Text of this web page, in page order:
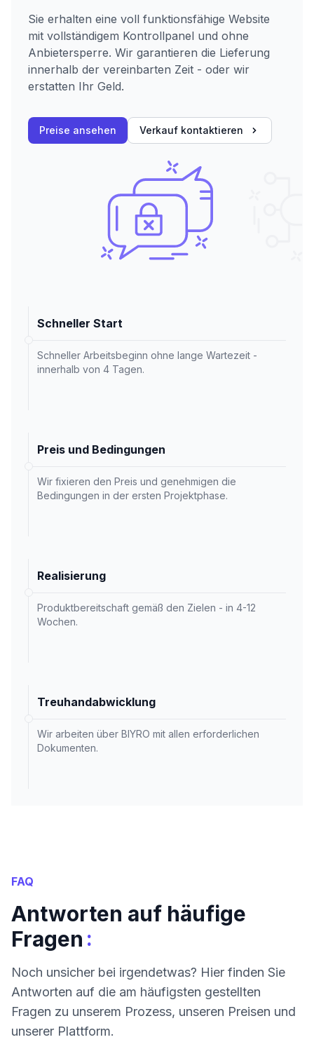
Sie erhalten eine voll funktionsfähige Website
mit vollständigem Kontrollpanel und ohne
Anbietersperre. Wir garantieren die Lieferung
innerhalb der vereinbarten Zeit - oder wir
erstatten Ihr Geld.
Preise ansehen Verkauf kontaktieren
Schneller Start
Schneller Arbeitsbeginn ohne lange Wartezeit -
innerhalb von 4 Tagen.
Preis und Bedingungen
Wir fixieren den Preis und genehmigen die
Bedingungen in der ersten Projektphase.
Realisierung
Produktbereitschaft gemäß den Zielen - in 4-12
Wochen.
Treuhandabwicklung
Wir arbeiten über BIYRO mit allen erforderlichen
Dokumenten.
FAQ
Antworten auf häufige
Fragen :
Noch unsicher bei irgendetwas? Hier finden Sie
Antworten auf die am häufigsten gestellten
Fragen zu unserem Prozess, unseren Preisen und
unserer Plattform.